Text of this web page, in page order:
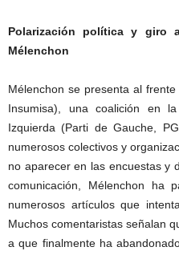
Polarización política y giro
Mélenchon
Mélenchon se presenta al
Insumisa), una coalición en
Izquierda (Parti de Gauche,
numerosos colectivos y
no aparecer en las encuestas y
comunicación, Mélenchon ha
numerosos artículos que
Muchos comentaristas señalan
a que finalmente ha